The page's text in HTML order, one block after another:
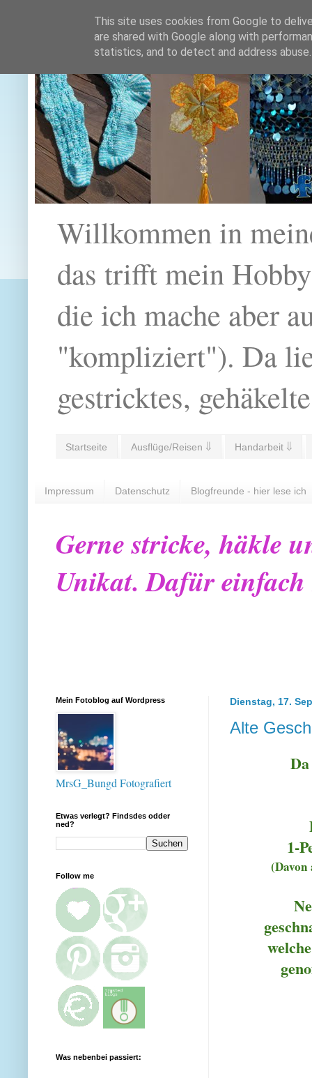
Willkommen in
das trifft mein
die ich mache aber
"kompliziert"). Da
gestricktes,
Startseite Ausflüge/Reisen ⇓ Handarbeit ⇓
Impressum Datenschutz Blogfreunde - hier lese ich
Gerne stricke, häkle
Unikat. Dafür
Dienstag, 17.
Alte
1-
(Davon
Mein Fotoblog auf Wordpress
MrsG_Bungd Fotografiert
Etwas verlegt? Findsdes odder
ned?
Follow me
Was nebenbei passiert:
This site uses cookies from Google to
are shared with Google along with
statistics, and to detect and address abuse.